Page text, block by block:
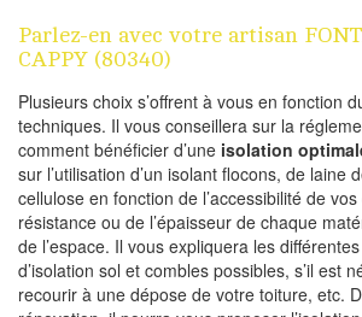
Parlez-en avec votre artisan
CAPPY (80340)
Plusieurs choix s’offrent à vous en fonction
techniques. Il vous conseillera sur la
comment bénéficier d’une isolation
sur l’utilisation d’un isolant flocons, de laine
cellulose en fonction de l’accessibilité de
résistance ou de l’épaisseur de chaque
de l’espace. Il vous expliquera les
d’isolation sol et combles possibles, s’il est
recourir à une dépose de votre toiture, etc.